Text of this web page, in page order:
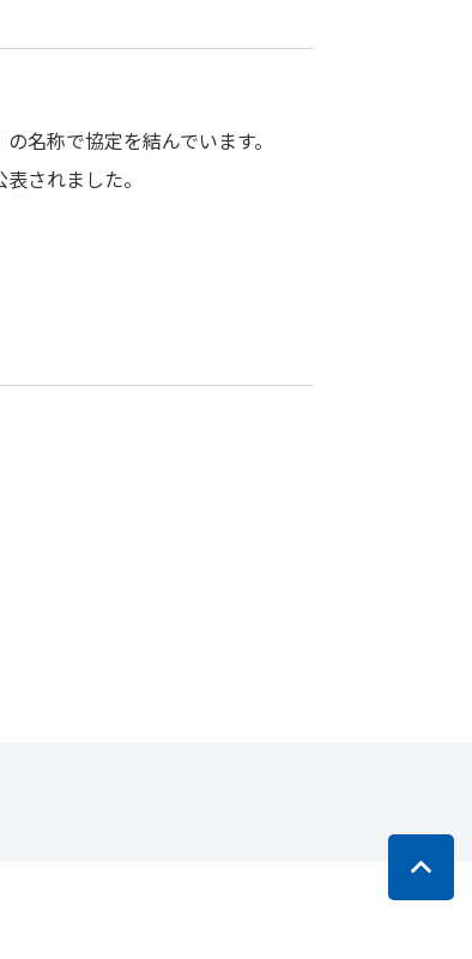
名称で協定を結んでいます。
されました。